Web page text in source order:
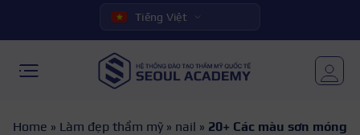
Tiếng Việt
Home » Làm đẹp thẩm mỹ » nail » 20+ Các màu sơn móng